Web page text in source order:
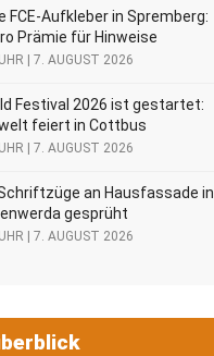
FCE-Aufkleber in Spremberg:
Prämie für Hinweise
| 7. AUGUST 2026
Festival 2026 ist gestartet:
feiert in Cottbus
| 7. AUGUST 2026
an Hausfassade in
gesprüht
| 7. AUGUST 2026